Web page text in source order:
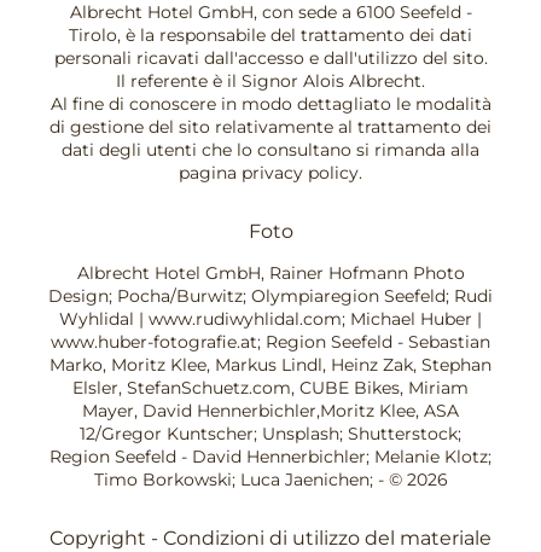
Albrecht Hotel GmbH, con sede a 6100 Seefeld -
Tirolo, è la responsabile del trattamento dei dati
personali ricavati dall'accesso e dall'utilizzo del sito.
Il referente è il Signor Alois Albrecht.
Al fine di conoscere in modo dettagliato le modalità
di gestione del sito relativamente al trattamento dei
dati degli utenti che lo consultano si rimanda alla
pagina privacy policy.
Foto
Albrecht Hotel GmbH, Rainer Hofmann Photo
Design; Pocha/Burwitz; Olympiaregion Seefeld; Rudi
Wyhlidal | www.rudiwyhlidal.com; Michael Huber |
www.huber-fotografie.at; Region Seefeld - Sebastian
Marko, Moritz Klee, Markus Lindl, Heinz Zak, Stephan
Elsler, StefanSchuetz.com, CUBE Bikes, Miriam
Mayer, David Hennerbichler,Moritz Klee, ASA
12/Gregor Kuntscher; Unsplash; Shutterstock;
Region Seefeld - David Hennerbichler; Melanie Klotz;
Timo Borkowski; Luca Jaenichen; - © 2026
Copyright - Condizioni di utilizzo del materiale